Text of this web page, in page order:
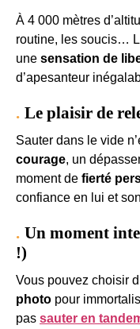
À 4 000 mètres
routine, les soucis…
une sensation de
d’apesanteur
Le plaisir de
Sauter dans le vide
courage, un
moment de fierté
confiance en lui et
Un moment
!)
Vous pouvez choisir
photo pour
pas sauter en